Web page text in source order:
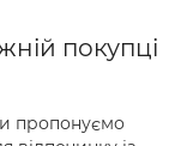
покупці
пропонуємо